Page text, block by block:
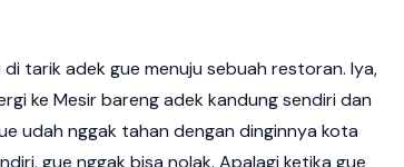
di tarik adek gue menuju sebuah restoran. Iya,
ke Mesir bareng adek kandung sendiri dan
udah nggak tahan dengan dinginnya kota
gue nggak bisa nolak. Apalagi ketika gue